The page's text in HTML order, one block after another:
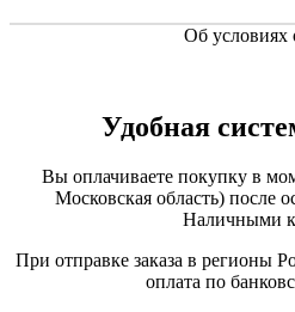
Об условиях
Удобная
Вы оплачиваете покупку в
Московская область) после
Наличными
При отправке заказа в регионы
оплата по